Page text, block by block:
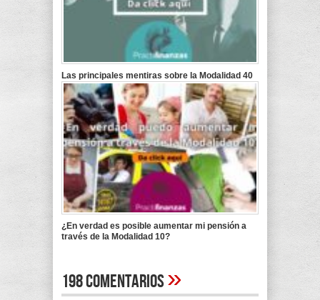
Las principales mentiras sobre la Modalidad 40
¿En verdad es posible aumentar mi pensión a
través de la Modalidad 10?
198 Comentarios»